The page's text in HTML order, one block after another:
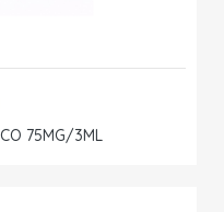
75MG/3ML